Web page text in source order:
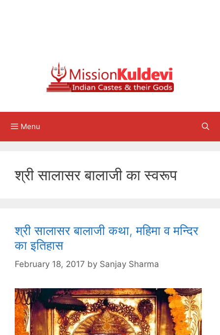
Menu
श्री सालासर बालाजी का स्वरूप
श्री सालासर बालाजी कथा, महिमा व मन्दिर
का इतिहास
February 18, 2017 by Sanjay Sharma